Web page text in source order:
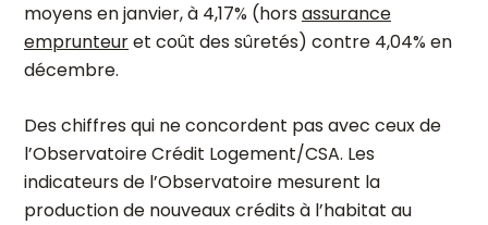
moyens en janvier, à 4,17% (horsassurance
emprunteuret coût des sûretés) contre 4,04% en
décembre.
Des chiffres qui ne concordent pas avec ceux de
l’Observatoire Crédit Logement/CSA. Les
indicateurs de l’Observatoire mesurent la
production de nouveaux crédits à l’habitat au